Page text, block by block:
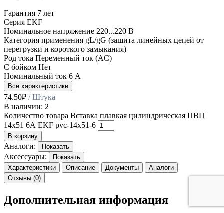
Гарантия 7 лет
Серия EKF
Номинальное напряжение 220...220 В
Категория применения gL/gG (защита линейных цепей от
перегрузки и короткого замыкания)
Род тока Переменный ток (AC)
С бойком Нет
Номинальный ток 6 А
Все характеристики
74.50₽ / Штука
В наличии: 2
Количество товара Вставка плавкая цилиндрическая ПВЦ
14х51 6А EKF pvc-14x51-6
В корзину
Аналоги: Показать
Аксессуары:
Показать
Характеристики
Описание Документы
Аналоги
Отзывы (0)
Дополнительная информация